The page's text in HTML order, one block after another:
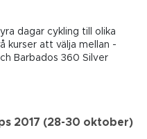
dagar cykling till olika
kurser att välja mellan -
Barbados 360 Silver
2017 (28-30 oktober)